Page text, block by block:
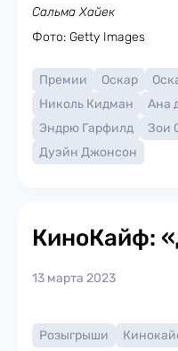
Сальма Хайек
Фото: Getty Images
Премии Оскар
Николь Кидман
Ана
Эндрю Гарфилд
Зои
Дуэйн Джонсон
КиноКайф:
13 марта 2023
Розыгрыши